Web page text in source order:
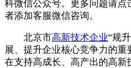
科微信公众号。更多问题请点
者添加客服微信咨询。
北京市高新技术企业“规
展、提升企业核心竞争力的
在支持高成长、高产出的高新